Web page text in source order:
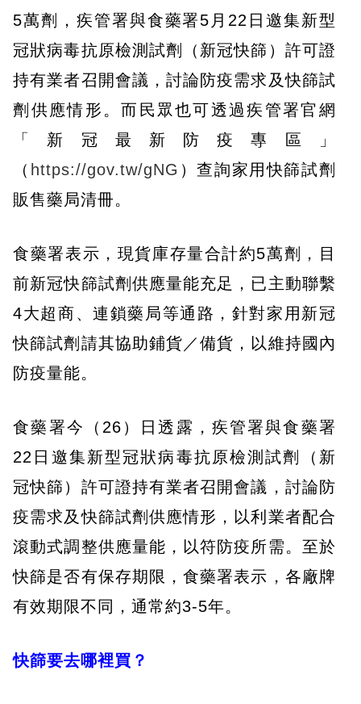
5萬劑，疾管署與食藥署5月22日邀集新型
冠狀病毒抗原檢測試劑（新冠快篩）許可證
持有業者召開會議，討論防疫需求及快篩試
劑供應情形。而民眾也可透過疾管署官網
「新冠最新防疫專區」
（ https://gov.tw/gNG ）查詢家用快篩試劑
販售藥局清冊。
食藥署表示，現貨庫存量合計約5萬劑，目
前新冠快篩試劑供應量能充足，已主動聯繫
4大超商、連鎖藥局等通路，針對家用新冠
快篩試劑請其協助鋪貨／備貨，以維持國內
防疫量能。
食藥署今（26）日透露，疾管署與食藥署
22日邀集新型冠狀病毒抗原檢測試劑（新
冠快篩）許可證持有業者召開會議，討論防
疫需求及快篩試劑供應情形，以利業者配合
滾動式調整供應量能，以符防疫所需。至於
快篩是否有保存期限，食藥署表示，各廠牌
有效期限不同，通常約3-5年。
快篩要去哪裡買？